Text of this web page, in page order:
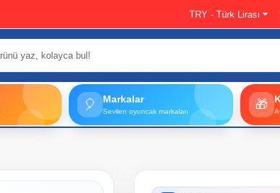
TRY - Türk Lirası
🎈 Markalar
Sevilen oyuncak markaları 🎁